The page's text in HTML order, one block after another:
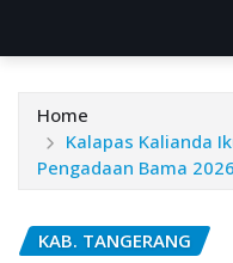
Home
Kalapas Kalianda
Pengadaan Bama 2026
KAB. TANGERANG